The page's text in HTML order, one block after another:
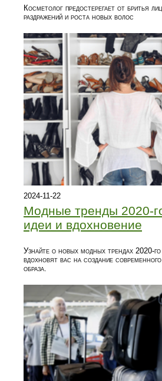
Косметолог предостерегает от бритья
раздражений и роста новых волос
2024-11-22
Модные тренды 2020-
идеи и вдохновение
Узнайте о новых модных трендах 2020-го
вдохновят вас на создание
образа.